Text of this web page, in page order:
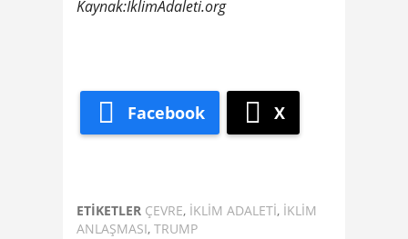
Kaynak:İklimAdaleti.org
Facebook X
ETIKETLER ÇEVRE, IKLIM ADALETI, IKLIM
ANLAŞMASI, TRUMP